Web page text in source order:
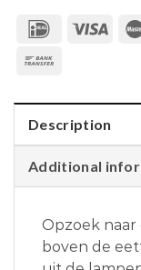
Description
Additional
Opzoek
boven de